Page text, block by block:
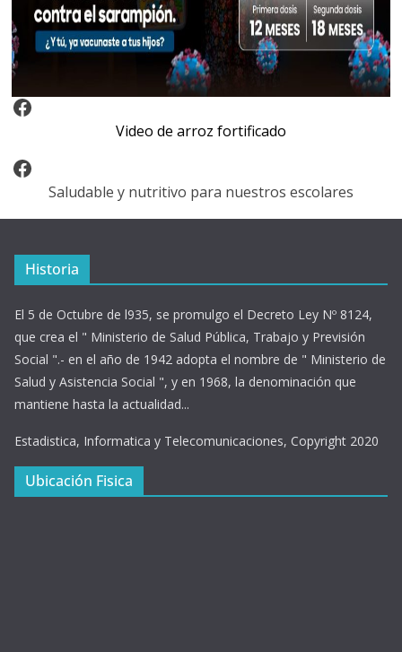
Video Arroz Fortificado
Video de arroz fortificado
Facebook
Saludable y nutritivo para nuestros escolares
Historia
El 5 de Octubre de l935, se promulgo el Decreto Ley Nº 8124,
que crea el " Ministerio de Salud Pública, Trabajo y Previsión
Social ".- en el año de 1942 adopta el nombre de " Ministerio de
Salud y Asistencia Social ", y en 1968, la denominación que
mantiene hasta la actualidad...
Estadistica, Informatica y Telecomunicaciones, Copyright 2020
Ubicación Fisica